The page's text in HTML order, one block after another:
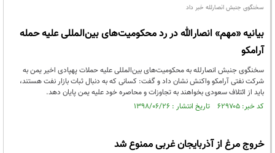
سخنگوی جنبش انصارلله خبر داد
بیانیه «مهم» انصارالله در رد محکومیت‌های بین‌المللی علیه حمله
آرامکو
سخنگوی جنبش انصارلله به محکومیت‌های بین‌المللی علیه حملات پهپادی اخیر یمن به
شرکت نفتی آرامکو واکنش نشان داد و گفت: کسانی که به دنبال ثبات بازار نفت هستند،
باید از ائتلاف سعودی بخواهند به تجاوزات و محاصره خود علیه یمن پایان دهد.
کد خبر: ۶۲۹۷۰۵ تاریخ انتشار : ۱۳۹۸/۰۶/۲۶
خروج مرغ از آذربایجان غربی ممنوع شد